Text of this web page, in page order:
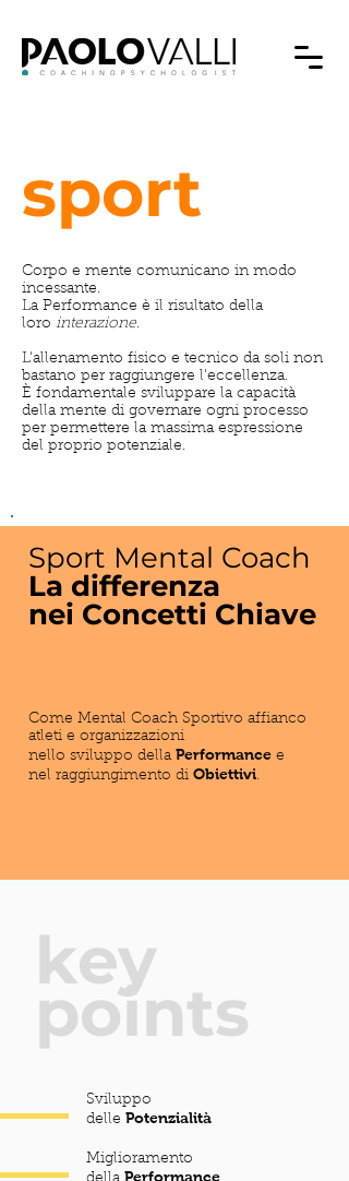
sport
Corpo e mente comunicano in modo
incessante.
La Performance è il risultato della
loro interazione.
L'allenamento fisico e tecnico da soli non
bastano per raggiungere l'eccellenza.
È fondamentale sviluppare la capacità
della mente di governare ogni processo
per permettere la massima espressione
del proprio potenziale.
Sport Mental Coach
La differenza
nei Concetti Chiave
Come Mental Coach Sportivo affianco
atleti e organizzazioni
nello sviluppo della Performance e
nel raggiungimento di Obiettivi.
key
points
Sviluppo
delle Potenzialità
Miglioramento
Performance